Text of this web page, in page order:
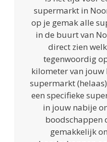
supermarkt in
op je gemak alle
in de buurt van
direct zien
tegenwoordig
kilometer van jouw
supermarkt
een specifieke
in jouw nabije
boodschappen
gemakkelijk